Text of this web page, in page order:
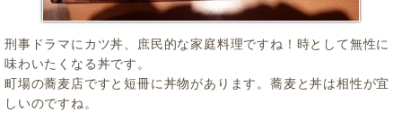
刑事ドラマにカツ丼、庶民的な家庭料理ですね！時として無性に
味わいたくなる丼です。
町場の蕎麦店ですと短冊に丼物があります。蕎麦と丼は相性が宜
しいのですね。